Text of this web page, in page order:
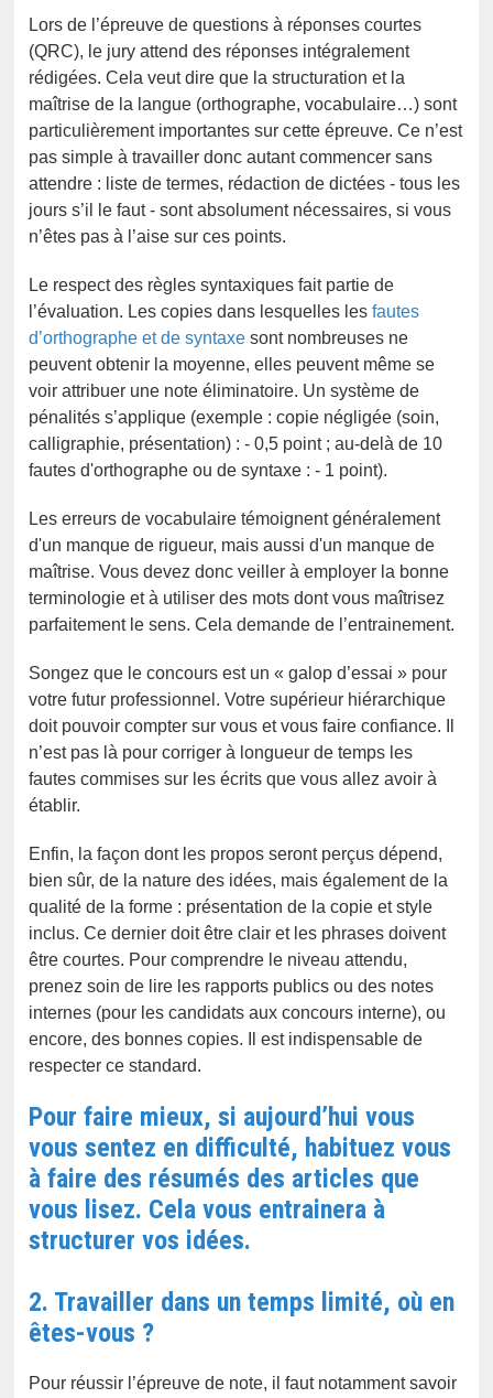
Lors de l’épreuve de questions à réponses courtes
(QRC), le jury attend des réponses intégralement
rédigées. Cela veut dire que la structuration et la
maîtrise de la langue (orthographe, vocabulaire…) sont
particulièrement importantes sur cette épreuve. Ce n’est
pas simple à travailler donc autant commencer sans
attendre : liste de termes, rédaction de dictées - tous les
jours s’il le faut - sont absolument nécessaires, si vous
n’êtes pas à l’aise sur ces points.
Le respect des règles syntaxiques fait partie de
l’évaluation. Les copies dans lesquelles lesfautes
d’orthographe et de syntaxe sont nombreuses ne
peuvent obtenir la moyenne, elles peuvent même se
voir attribuer une note éliminatoire. Un système de
pénalités s’applique (exemple : copie négligée (soin,
calligraphie, présentation) : - 0,5 point ; au-delà de 10
fautes d'orthographe ou de syntaxe : - 1 point).
Les erreurs de vocabulaire témoignent généralement
d'un manque de rigueur, mais aussi d'un manque de
maîtrise. Vous devez donc veiller à employer la bonne
terminologie et à utiliser des mots dont vous maîtrisez
parfaitement le sens. Cela demande de l’entrainement.
Songez que le concours est un « galop d’essai » pour
votre futur professionnel. Votre supérieur hiérarchique
doit pouvoir compter sur vous et vous faire confiance. Il
n’est pas là pour corriger à longueur de temps les
fautes commises sur les écrits que vous allez avoir à
établir.
Enfin, la façon dont les propos seront perçus dépend,
bien sûr, de la nature des idées, mais également de la
qualité de la forme : présentation de la copie et style
inclus. Ce dernier doit être clair et les phrases doivent
être courtes. Pour comprendre le niveau attendu,
prenez soin de lire les rapports publics ou des notes
internes (pour les candidats aux concours interne), ou
encore, des bonnes copies. Il est indispensable de
respecter ce standard.
Pour faire mieux, si aujourd’hui vous
vous sentez en difficulté, habituez vous
à faire des résumés des articles que
vous lisez. Cela vous entrainera à
structurer vos idées.
2. Travailler dans un temps limité, où en
êtes-vous ?
Pour réussir l’épreuve de note, il faut notamment savoir